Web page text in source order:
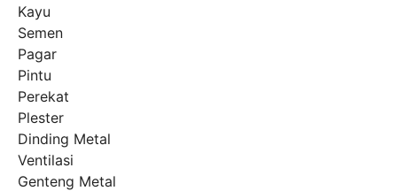
Kayu
Semen
Pagar
Pintu
Perekat
Plester
Dinding Metal
Ventilasi
Genteng Metal